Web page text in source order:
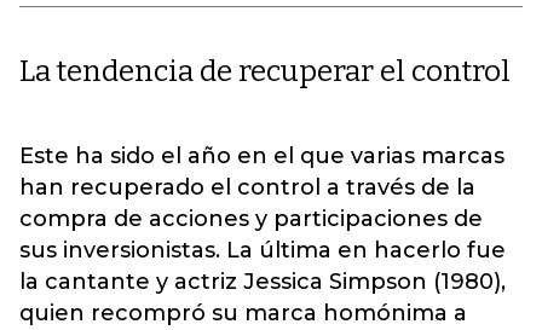
La tendencia de recuperar el control
Este ha sido el año en el que varias marcas
han recuperado el control a través de la
compra de acciones y participaciones de
sus inversionistas. La última en hacerlo fue
la cantante y actriz Jessica Simpson (1980),
quien recompró su marca homónima a